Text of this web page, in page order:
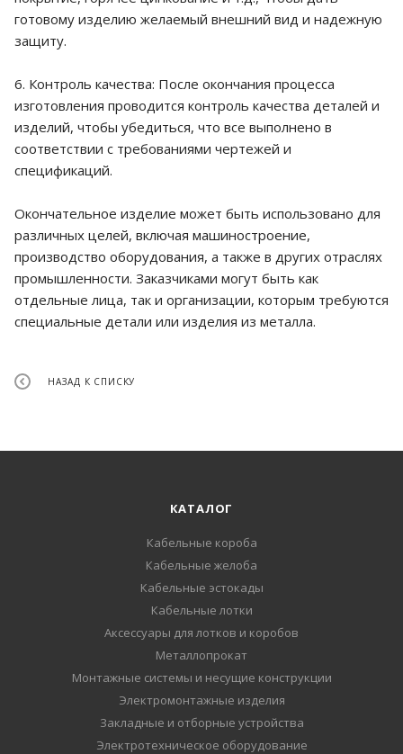
готовому изделию желаемый внешний вид и надежную
защиту.
6. Контроль качества: После окончания процесса
изготовления проводится контроль качества деталей и
изделий, чтобы убедиться, что все выполнено в
соответствии с требованиями чертежей и
спецификаций.
Окончательное изделие может быть использовано для
различных целей, включая машиностроение,
производство оборудования, а также в других отраслях
промышленности. Заказчиками могут быть как
отдельные лица, так и организации, которым требуются
специальные детали или изделия из металла.
НАЗАД К СПИСКУ
КАТАЛОГ
Кабельные короба
Кабельные желоба
Кабельные эстокады
Кабельные лотки
Аксессуары для лотков и коробов
Металлопрокат
Монтажные системы и несущие конструкции
Электромонтажные изделия
Закладные и отборные устройства
Электротехническое оборудование